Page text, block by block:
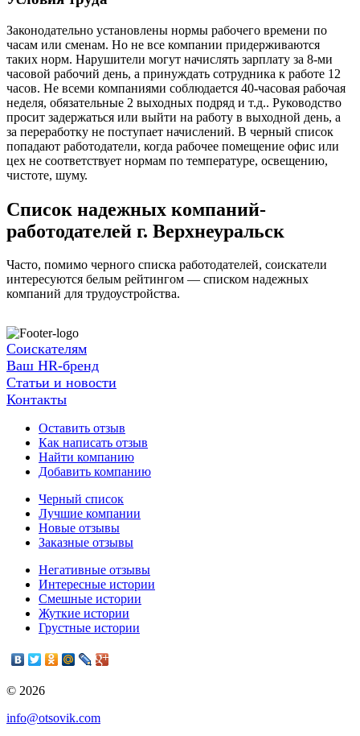
Законодательно установлены нормы рабочего времени по
часам или сменам. Но не все компании придерживаются
таких норм. Нарушители могут начислять зарплату за 8-ми
часовой рабочий день, а принуждать сотрудника к работе 12
часов. Не всеми компаниями соблюдается 40-часовая рабочая
неделя, обязательные 2 выходных подряд и т.д.. Руководство
просит задержаться или выйти на работу в выходной день, а
за переработку не поступает начислений. В черный список
попадают работодатели, когда рабочее помещение офис или
цех не соответствует нормам по температуре, освещению,
чистоте, шуму.
Список надежных компаний-
работодателей г. Верхнеуральск
Часто, помимо черного списка работодателей, соискатели
интересуются белым рейтингом — списком надежных
компаний для трудоустройства.
Соискателям
Ваш HR-бренд
Статьи и новости
Контакты
Оставить отзыв
Как написать отзыв
Найти компанию
Добавить компанию
Черный список
Лучшие компании
Новые отзывы
Заказные отзывы
Негативные отзывы
Интересные истории
Смешные истории
Жуткие истории
Грустные истории
© 2026
info@otsovik.com